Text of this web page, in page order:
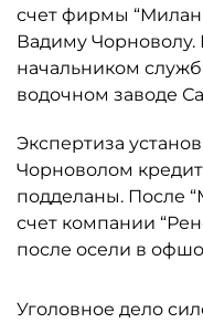
счет фирмы
Вадиму Чорноволу.
начальником
водочном заводе
Экспертиза
Чорноволом
подделаны. После
счет компании
после осели в
Уголовное дело